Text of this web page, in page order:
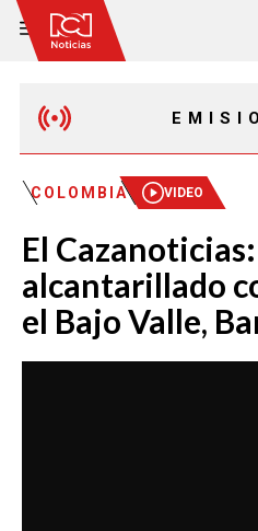
EMISIÓN
COLOMBIA VIDEO
El
alcantarillado
el Bajo Valle,